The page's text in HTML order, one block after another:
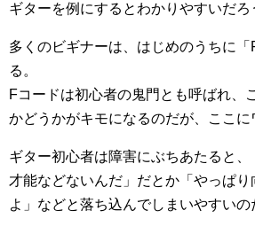
ギターを例にするとわかりやすいだろ
多くのビギナーは、はじめのうちに
る。
Fコードは初心者の鬼門とも呼ばれ、
かどうかがキモになるのだが、ここに
ギター初心者は障害にぶちあたると
才能などないんだ」だとか「やっぱり
よ」などと落ち込んでしまいやすいの